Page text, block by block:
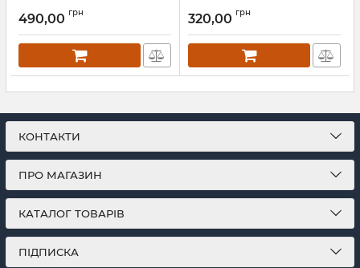
основі: синтез, структура
Артикул: Л12786
490,00 грн
analytic functions
Артикул: Л12712
320,00 грн
КОНТАКТИ
ПРО МАГАЗИН
КАТАЛОГ ТОВАРІВ
ПІДПИСКА